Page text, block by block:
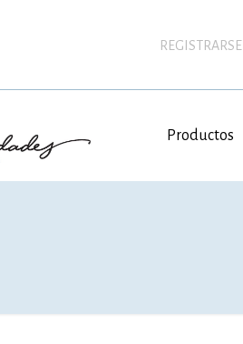
REGISTRARSE
Productos